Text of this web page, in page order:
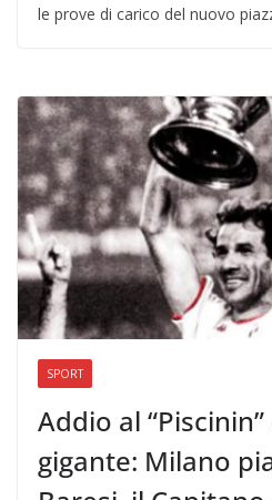
le prove di carico del nuovo
SPORT
Addio al
gigante: Milano